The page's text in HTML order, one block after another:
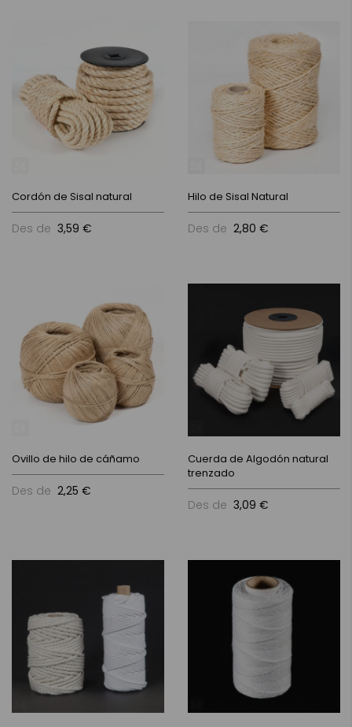
Cordón de Sisal natural
Des de 3,59 €
Hilo de Sisal Natural
Des de 2,80 €
Ovillo de hilo de cáñamo
Des de 2,25 €
Cuerda de Algodón natural
trenzado
Des de 3,09 €